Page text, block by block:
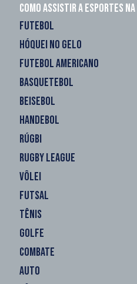
Como assistir a esportes na
FUTEBOL
HÓQUEI NO GELO
FUTEBOL AMERICANO
BASQUETEBOL
BEISEBOL
HANDEBOL
RÚGBI
RUGBY LEAGUE
VÔLEI
FUTSAL
TÊNIS
GOLFE
COMBATE
AUTO